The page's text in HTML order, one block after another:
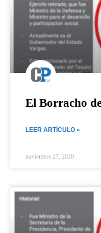
El Borracho
LEER ARTÍCULO »
noviembre 27, 2020